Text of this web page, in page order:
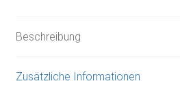
Beschreibung
Zusätzliche Informationen